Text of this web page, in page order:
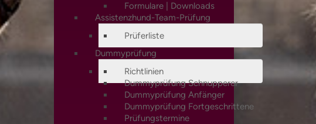
Formulare | Downloads
Assistenzhund-Team-Prüfung
Prüferliste
Dummyprüfung
Richtlinien
Dummyprüfung Schnupperer
Dummyprüfung Anfänger
Dummyprüfung Fortgeschrittene
Prüfungstermine